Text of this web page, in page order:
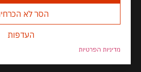
הסר לא
העדפות
מדיניות הפרטיות